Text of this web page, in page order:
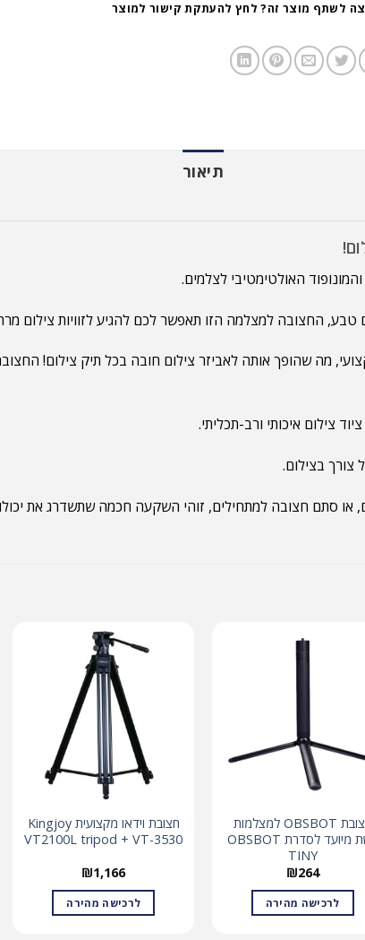
לשתף מוצר זה? לחץ להעתקת קישור למוצר
תיאור
החצובה למצלמה הזו תאפשר לכם להגיע לזוויות צילום
צורך בצילום.
סתם חצובה למתחילים, זוהי השקעה חכמה שתשדרג את
חצובת OBSBOT למצלמות
רשת מיועד לסדרת OBSBOT
TINY
₪264
לרכישה מהירה
חצובת וידאו מקצועית Kingjoy
VT2100L tripod + VT-3530
₪1,166
לרכישה מהירה